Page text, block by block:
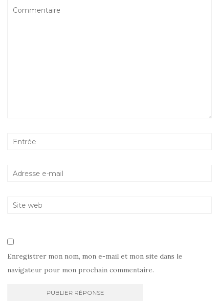
Enregistrer mon nom, mon e-mail et mon site dans le
navigateur pour mon prochain commentaire.